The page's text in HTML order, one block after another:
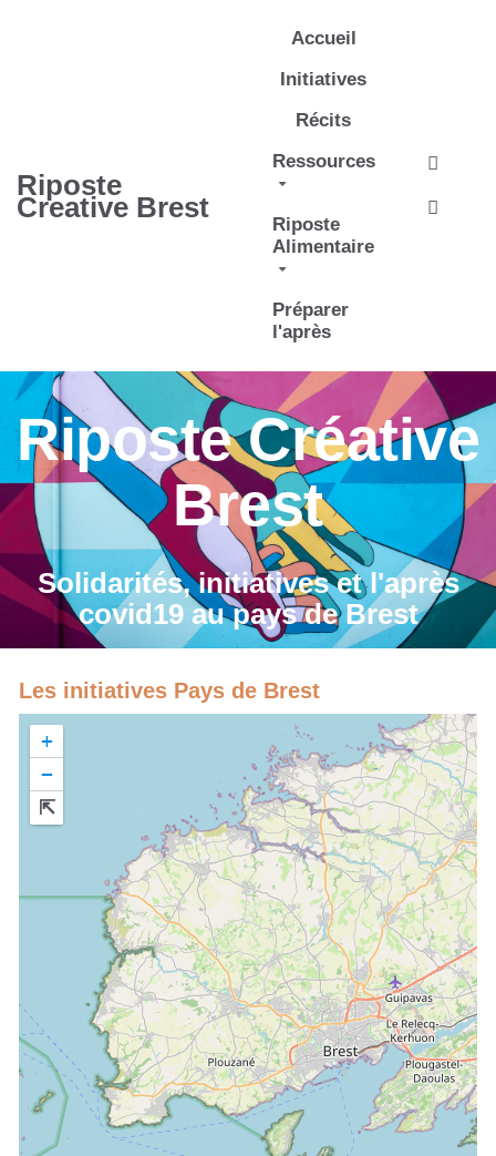
Riposte
Creative Brest
Accueil
Initiatives
Récits
Ressources
Riposte
Alimentaire
Préparer
l'après
Riposte Créative
Brest
Solidarités, initiatives et l'après
covid19 au pays de Brest
Les initiatives Pays de Brest
+
−